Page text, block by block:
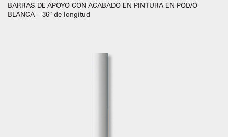
BARRAS DE APOYO CON ACABADO EN PINTURA EN POLVO
BLANCA – 36″ de longitud